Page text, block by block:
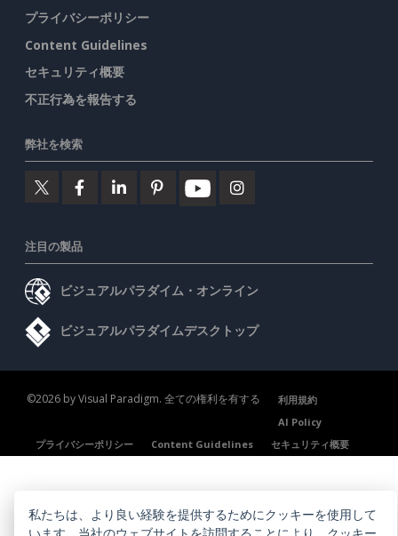
プライバシーポリシー
Content Guidelines
セキュリティ概要
不正行為を報告する
弊社を検索
注目の製品
ビジュアルパラダイム・オンライン
ビジュアルパラダイムデスクトップ
©2026 by Visual Paradigm. 全ての権利を有する
利用規約
AI Policy
プライバシーポリシー
Content Guidelines セキュリティ概要
私たちは、より良い経験を提供するためにクッキーを使用して